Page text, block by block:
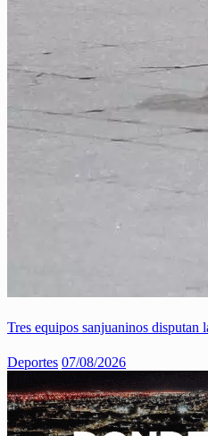
Tres equipos sanjuaninos disputan
Deportes 07/08/2026